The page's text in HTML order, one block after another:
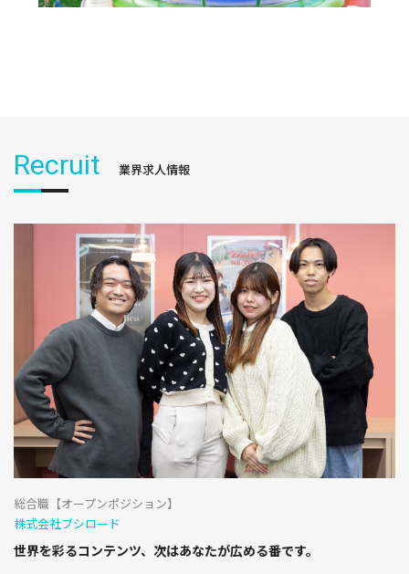
Recruit 業界求人情報
総合職【オープンポジション】
株式会社ブシロード
世界を彩るコンテンツ、次はあなたが広める番です。